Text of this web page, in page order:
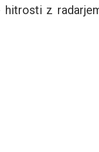
hitrosti z